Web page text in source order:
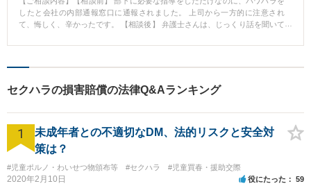
したと会社の内部通報窓口に通報されました。 上司から一方的に注意され
て、悔しく、辛かったです。 【相談後】 弁護士さんは、じっくり話を聞いて
れた状況と対応方法を的確に説明してくれました。 気持ちが随分楽になりま
気になっていただけたら嬉しいです。
セクハラの損害賠償の法律Q&Aランキング
1
未成年者との不適切なDM、法的リスクと安全対
策は？
#児童ポルノ・わいせつ物頒布等 #セクハラ #児童買春・援助交際
2020年2月10日 役にたった 59